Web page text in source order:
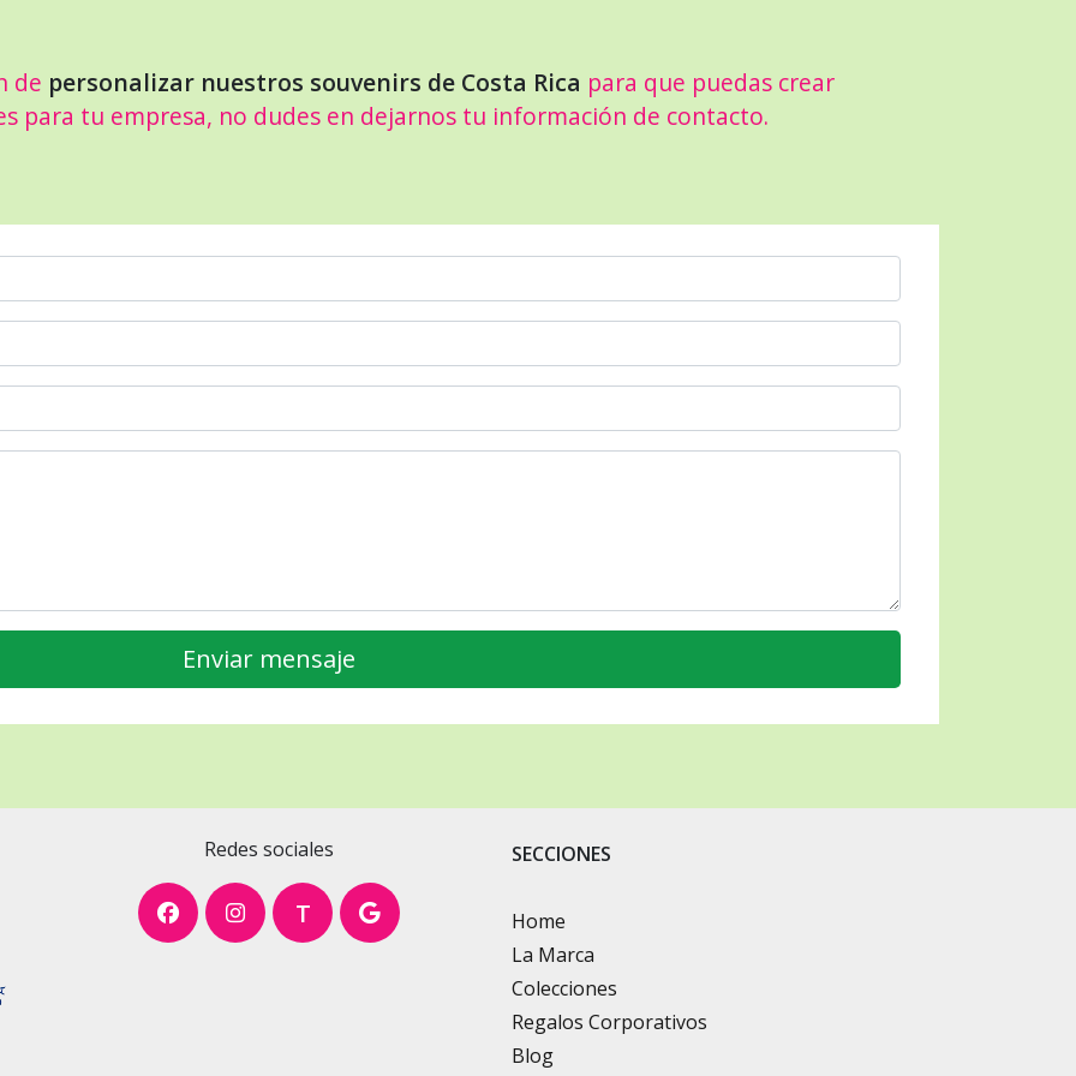
de personalizar nuestros souvenirs de Costa Rica para que puedas crear
para tu empresa, no dudes en dejarnos tu información de contacto.
Redes sociales
T
SECCIONES
Home
La Marca
Colecciones
Regalos Corporativos
Blog